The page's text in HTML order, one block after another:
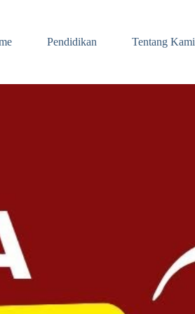
Pendidikan Tentang Kami